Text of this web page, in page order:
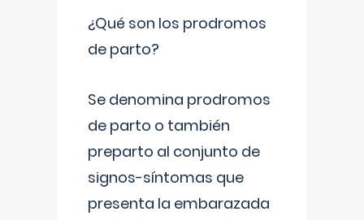
¿Qué son los prodromos
de parto?
Se denomina prodromos
de parto o también
preparto al conjunto de
signos-síntomas que
presenta la embarazada